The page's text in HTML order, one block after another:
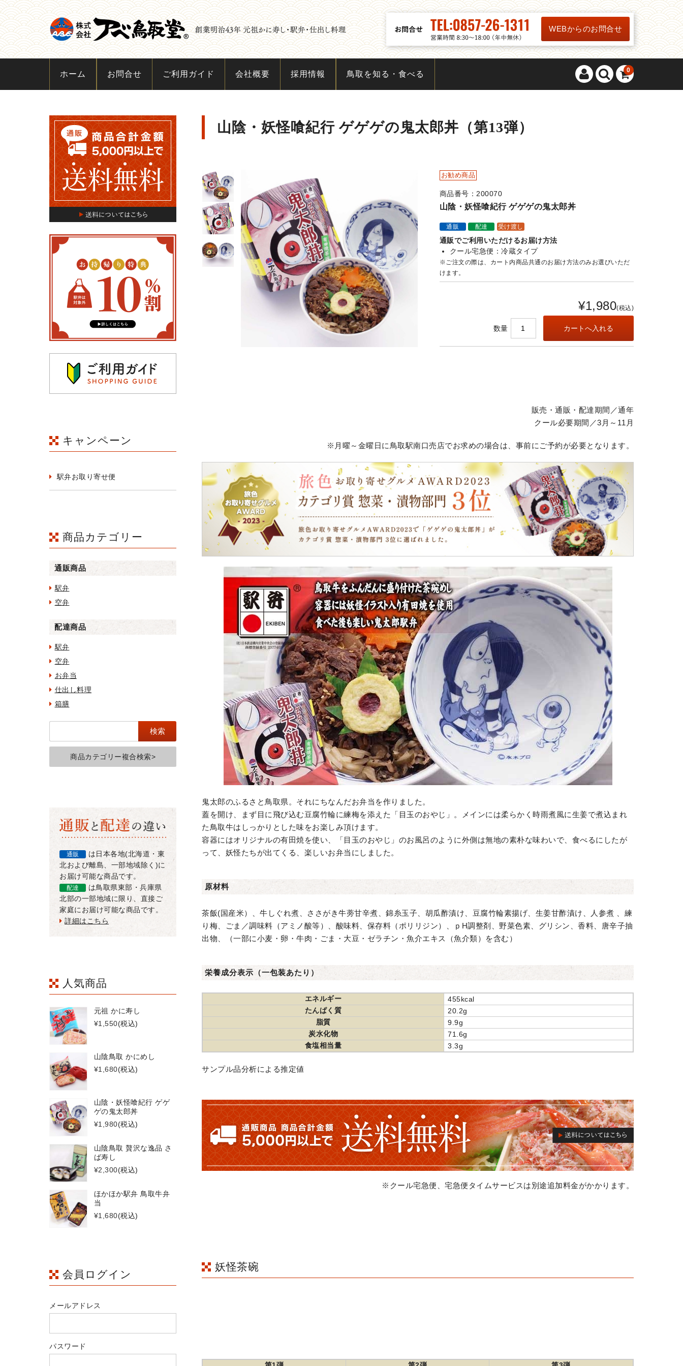
WEBからのお問合せ
0
ホーム お問合せ ご利用ガイド 会社概要 採用情報 鳥取を知る・食べる
山陰・妖怪喰紀行 ゲゲゲの鬼太郎丼（第13弾）
お勧め商品
商品番号：200070
山陰・妖怪喰紀行 ゲゲゲの鬼太郎丼
通販 配達 受け渡し
通販でご利用いただけるお届け方法
クール宅急便：冷蔵タイプ
※ご注文の際は、カート内商品共通のお届け方法のみお選びいただ
けます。
¥1,980(税込)
数量
販売・通販・配達期間／通年
クール必要期間／3月～11月
※月曜～金曜日に鳥取駅南口売店でお求めの場合は、事前にご予約が必要となります。
鬼太郎のふるさと鳥取県。それにちなんだお弁当を作りました。
蓋を開け、まず目に飛び込む豆腐竹輪に練梅を添えた「目玉のおやじ」。メインには柔らかく時雨煮風に生姜で煮込まれ
た鳥取牛はしっかりとした味をお楽しみ頂けます。
容器にはオリジナルの有田焼を使い、「目玉のおやじ」のお風呂のように外側は無地の素朴な味わいで、食べるにしたが
って、妖怪たちが出てくる、楽しいお弁当にしました。
原材料
茶飯(国産米）、牛しぐれ煮、ささがき牛蒡甘辛煮、錦糸玉子、胡瓜酢漬け、豆腐竹輪素揚げ、生姜甘酢漬け、人参煮 、練
り梅、ごま／調味料（アミノ酸等）、酸味料、保存料（ポリリジン）、ｐH調整剤、野菜色素、グリシン、香料、唐辛子抽
出物、（一部に小麦・卵・牛肉・ごま・大豆・ゼラチン・魚介エキス（魚介類）を含む）
栄養成分表示（一包装あたり）
エネルギー
455kcal
たんぱく質
20.2g
脂質
9.9g
炭水化物
71.6g
食塩相当量
3.3g
サンプル品分析による推定値
※クール宅急便、宅急便タイムサービスは別途追加料金がかかります。
妖怪茶碗
キャンペーン
駅弁お取り寄せ便
商品カテゴリー
通販商品
駅弁
空弁
配達商品
駅弁
空弁
お弁当
仕出し料理
箱膳
商品カテゴリー複合検索>
通販
は日本各地(北海道・東
北および離島、一部地域除く)に
お届け可能な商品です。
配達
は鳥取県東部・兵庫県
北部の一部地域に限り、直接ご
家庭にお届け可能な商品です。
詳細はこちら
人気商品
元祖 かに寿し
¥1,550(税込)
山陰鳥取 かにめし
¥1,680(税込)
山陰・妖怪喰紀行 ゲゲ
ゲの鬼太郎丼
¥1,980(税込)
山陰鳥取 贅沢な逸品 さ
ば寿し
¥2,300(税込)
ほかほか駅弁 鳥取牛弁
当
¥1,680(税込)
会員ログイン
メールアドレス
パスワード